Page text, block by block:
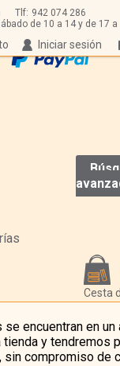
Tlf: 942 074 286
de 10 a 14 y de 17 a
Iniciar sesión
Cesta
encuentran en un
y tendremos
compromiso de